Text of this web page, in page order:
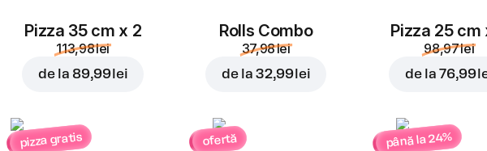
Pizza 35 cm x 2
113,98 lei
de la 89,99 lei
Rolls Combo
37,98 lei
de la32,99 lei
Pizza 25 cm
98,97 lei
de la76,99
pizza gratis ofertă până la 24%